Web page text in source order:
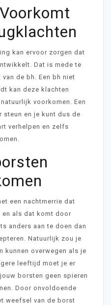
kan ervoor zorgen dat
Dat is mede te
de bh. Een bh niet
kan deze klachten
voorkomen. Een
steun en je kunt dus de
verhelpen en zelfs
een nachtmerrie dat
en als dat komt door
anders aan te doen dan
Natuurlijk zou je
kunnen overwegen als je
leeftijd moet je er
borsten geen spieren
Door onvoldoende
weefsel van de borst